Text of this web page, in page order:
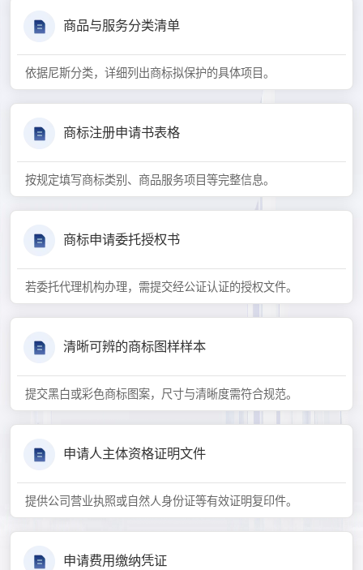
商品与服务分类清单
依据尼斯分类，详细列出商标拟保护的具体项目。
商标注册申请书表格
按规定填写商标类别、商品服务项目等完整信息。
商标申请委托授权书
若委托代理机构办理，需提交经公证认证的授权文件。
清晰可辨的商标图样样本
提交黑白或彩色商标图案，尺寸与清晰度需符合规范。
申请人主体资格证明文件
提供公司营业执照或自然人身份证等有效证明复印件。
申请费用缴纳凭证